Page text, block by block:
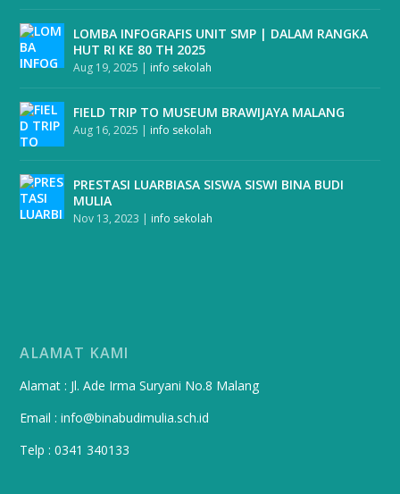
LOMBA INFOGRAFIS UNIT SMP | DALAM RANGKA
HUT RI KE 80 TH 2025
Aug 19, 2025 | info sekolah
FIELD TRIP TO MUSEUM BRAWIJAYA MALANG
Aug 16, 2025 | info sekolah
PRESTASI LUARBIASA SISWA SISWI BINA BUDI
MULIA
Nov 13, 2023 | info sekolah
ALAMAT KAMI
Alamat : Jl. Ade Irma Suryani No.8 Malang
Email : info@binabudimulia.sch.id
Telp : 0341 340133